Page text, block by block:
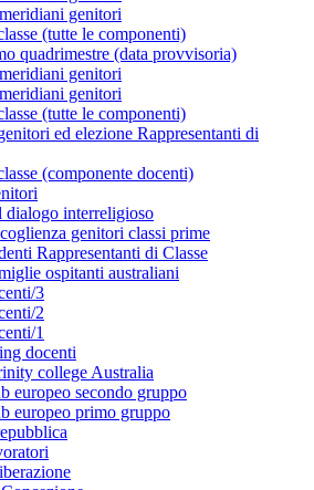
genitori
(tutte le componenti)
quadrimestre (data provvisoria)
genitori
genitori
(tutte le componenti)
ed elezione Rappresentanti di
(componente docenti)
dialogo interreligioso
genitori classi prime
Rappresentanti di Classe
ospitanti australiani
3
2
1
docenti
college Australia
europeo secondo gruppo
europeo primo gruppo